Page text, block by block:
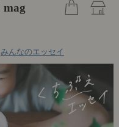
みんなのエッセイ